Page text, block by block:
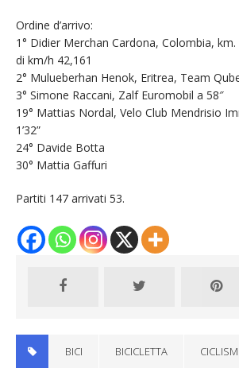
Ordine d’arrivo:
1° Didier Merchan Cardona, Colombia,
di km/h 42,161
2° Mulueberhan Henok, Eritrea, Team
3° Simone Raccani, Zalf Euromobil a 58″
19° Mattias Nordal, Velo Club Mendrisio
1’32”
24° Davide Botta
30° Mattia Gaffuri
Partiti 147 arrivati 53.
BICI BICICLETTA